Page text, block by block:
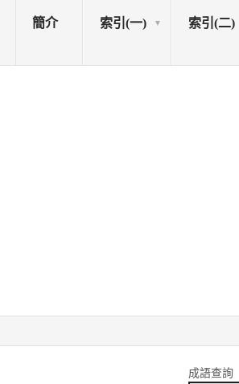
簡介 索引(一) 索引(二)
成語查詢